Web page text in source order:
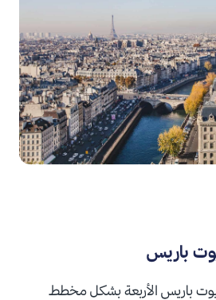
باريس
باريس الأربعة بشكل مخطط